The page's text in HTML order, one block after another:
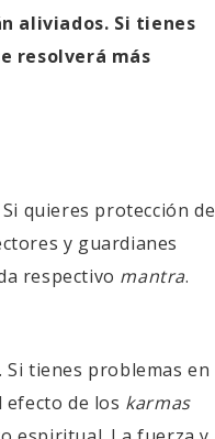
aliviados. Si tienes
resolverá más
quieres protección de
y guardianes
respectivo mantra.
tienes problemas en
de los karmas